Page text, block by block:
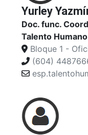
Yurley
Doc. func.
Talento Humano
Bloque 1 -
(604)